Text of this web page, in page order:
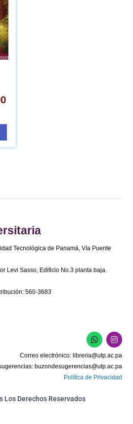
Tecnológica de Panamá, Vía Puente
Levi Sasso, Edificio No.3 planta baja.
560-3683
W
h
a
t
s
a
p
I
n
s
t
a
g
r
Correo electrónico: libreria@utp.ac.pa
buzondesugerencias@utp.ac.pa
Política de Privacidad
Los Derechos Reservados